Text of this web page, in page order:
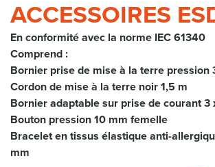
ACCESSOIRES
En conformité avec la norme IEC 61340
Comprend :
Bornier prise de mise à la terre pression
Cordon de mise à la terre noir 1,5 m
Bornier adaptable sur prise de courant 3
Bouton pression 10 mm femelle
Bracelet en tissus élastique anti-
mm